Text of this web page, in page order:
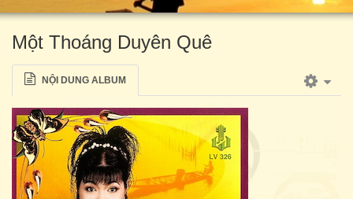
Một Thoáng Duyên Quê
NỘI DUNG ALBUM